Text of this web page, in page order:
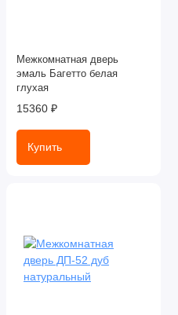
Межкомнатная дверь
эмаль Багетто белая
глухая
15360 ₽
Купить